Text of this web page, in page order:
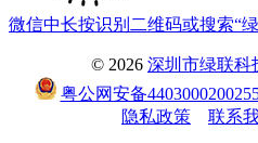
微信中长按识别二维码或搜索“
© 2026 深圳市绿联科
粤公网安备
隐私政策
联系